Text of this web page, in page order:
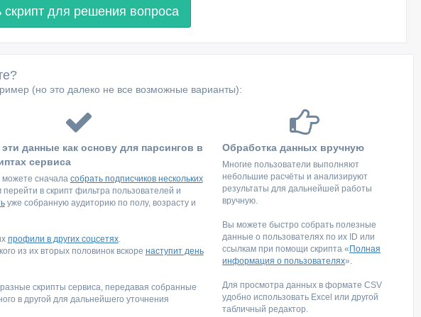
скрипт для решения вопроса
(но это далеко не все возможные варианты):
данные как основу для парсингов в
сервиса
сначала собрать подписчиков нескольких
перейти в скрипт фильтра пользователей и
уже собранную аудиторию по полу, возрасту и
профили в других соцсетях.
из их вторых половинок вскоре наступит день
скрипты сервиса, передавая собранные
в другой для дальнейшего уточнения
Обработка данных вручную
Многие пользователи выполняют
небольшие расчёты и анализируют
результаты для дальнейшей работы
вручную.
Вы можете быстро собрать полезные
данные о пользователях по их ID или
ссылкам при помощи скрипта « Полная
информация о пользователях».
Для просмотра данных в формате CSV
удобно использовать Excel или другой
табличный редактор.